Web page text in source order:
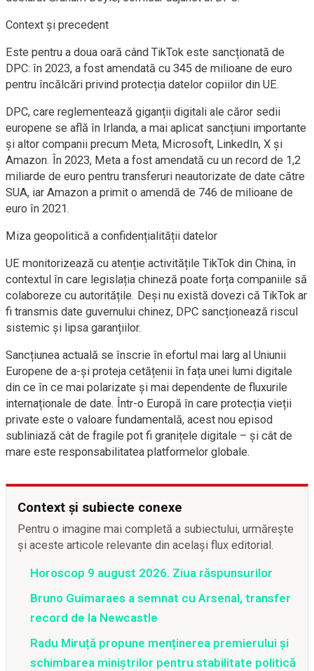
Context și precedent
Este pentru a doua oară când TikTok este sancționată de
DPC: în 2023, a fost amendată cu 345 de milioane de euro
pentru încălcări privind protecția datelor copiilor din UE.
DPC, care reglementează giganții digitali ale căror sedii
europene se află în Irlanda, a mai aplicat sancțiuni importante
și altor companii precum Meta, Microsoft, LinkedIn, X și
Amazon. În 2023, Meta a fost amendată cu un record de 1,2
miliarde de euro pentru transferuri neautorizate de date către
SUA, iar Amazon a primit o amendă de 746 de milioane de
euro în 2021.
Miza geopolitică a confidențialității datelor
UE monitorizează cu atenție activitățile TikTok din China, în
contextul în care legislația chineză poate forța companiile să
colaboreze cu autoritățile. Deși nu există dovezi că TikTok ar
fi transmis date guvernului chinez, DPC sancționează riscul
sistemic și lipsa garanțiilor.
Sancțiunea actuală se înscrie în efortul mai larg al Uniunii
Europene de a-și proteja cetățenii în fața unei lumi digitale
din ce în ce mai polarizate și mai dependente de fluxurile
internaționale de date. Într-o Europă în care protecția vieții
private este o valoare fundamentală, acest nou episod
subliniază cât de fragile pot fi granițele digitale – și cât de
mare este responsabilitatea platformelor globale.
Context și subiecte conexe
Pentru o imagine mai completă a subiectului, urmărește
și aceste articole relevante din același flux editorial.
Horoscop 9 august 2026. Ziua răspunsurilor
Bruno Guimaraes a semnat cu Arsenal, transfer
record de la Newcastle
Radu Miruță propune menținerea premierului și
schimbarea miniștrilor pentru stabilitate politică